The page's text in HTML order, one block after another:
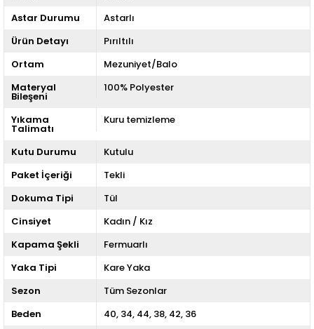
Astar Durumu
Astarlı
Ürün Detayı
Pırıltılı
Ortam
Mezuniyet/Balo
Materyal
Bileşeni
100% Polyester
Yıkama
Talimatı
Kuru temizleme
Kutu Durumu
Kutulu
Paket İçeriği
Tekli
Dokuma Tipi
Tül
Cinsiyet
Kadın / Kız
Kapama Şekli
Fermuarlı
Yaka Tipi
Kare Yaka
Sezon
Tüm Sezonlar
Beden
40 34 44 38 42 36